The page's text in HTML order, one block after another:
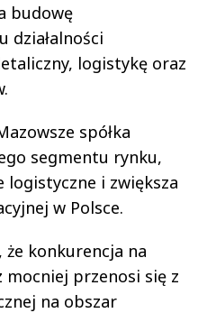
budowę
działalności
logistykę oraz
spółka
segmentu rynku,
logistyczne i zwiększa
w Polsce.
że konkurencja na
przenosi się z
na obszar